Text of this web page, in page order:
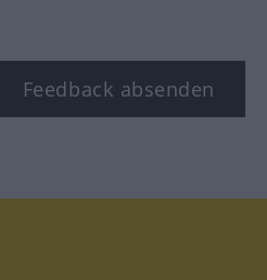
Feedback absenden